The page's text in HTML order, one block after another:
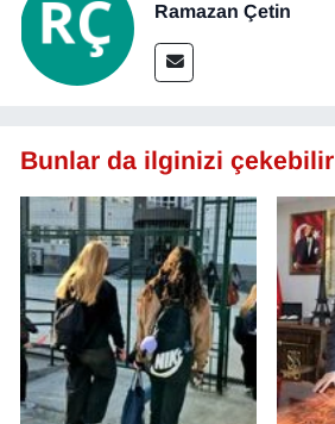
Ramazan Çetin
Bunlar da ilginizi çekebilir